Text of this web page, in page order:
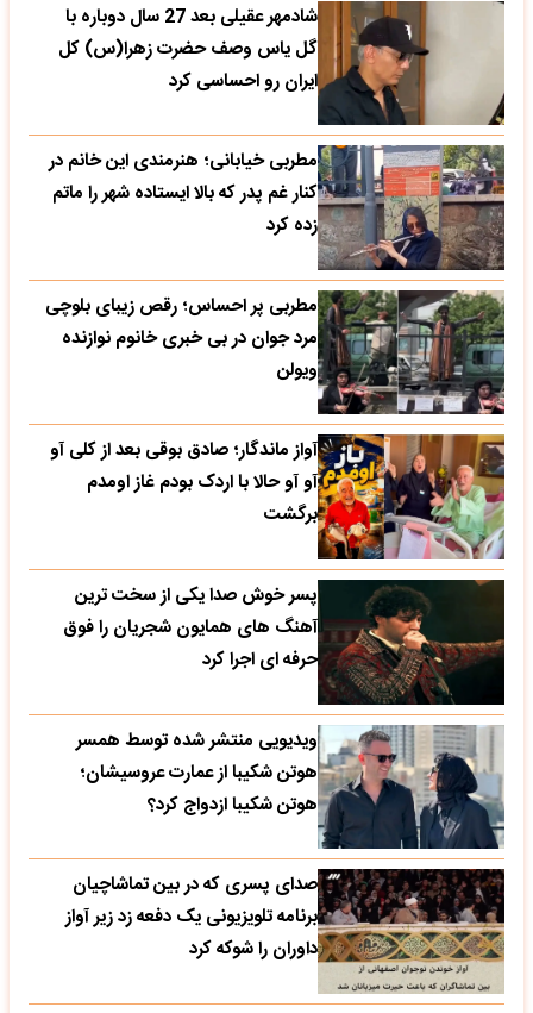
شادمهر عقیلی بعد 27 سال دوباره با
گل یاس وصف حضرت زهرا(س) کل
ایران رو احساسی کرد
مطربی خیابانی؛ هنرمندی این خانم در
کنار غم پدر که بالا ایستاده شهر را ماتم
زده کرد
مطربی پر احساس؛ رقص زیبای بلوچی
مرد جوان در بی خبری خانوم نوازنده
ویولن
آواز ماندگار؛ صادق بوقی بعد از کلی آو
آو آو حالا با اردک بودم غاز اومدم
برگشت
پسر خوش صدا یکی از سخت ترین
آهنگ های همایون شجریان را فوق
حرفه ای اجرا کرد
ویدیویی منتشر شده توسط همسر
هوتن شکیبا از عمارت عروسیشان؛
هوتن شکیبا ازدواج کرد؟
صدای پسری که در بین تماشاچیان
برنامه تلویزیونی یک دفعه زد زیر آواز
داوران را شوکه کرد